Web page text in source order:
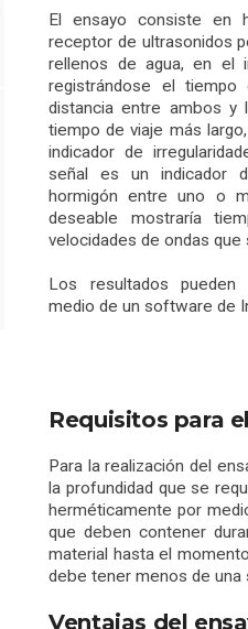
El ensayo consiste en
receptor de ultrasonidos
rellenos de agua, en el
registrándose el
distancia entre ambos y
tiempo de viaje más
indicador de
señal es un indicador
hormigón entre uno o
deseable mostraría
velocidades de ondas
Los resultados
medio de un software de
Requisitos para
Para la realización del
la profundidad que se
herméticamente por
que deben contener
material hasta el
debe tener menos de una
Ventajas del